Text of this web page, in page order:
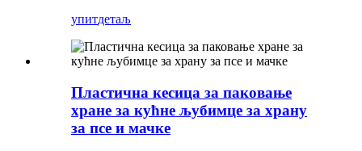
упитдетаљ
Пластична кесица за паковање
хране за кућне љубимце за храну
за псе и мачке